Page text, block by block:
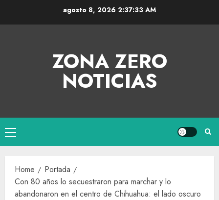
agosto 8, 2026 2:37:34 AM
ZONA ZERO
NOTICIAS
Home
Portada
Con 80 años lo secuestraron para marchar y lo
abandonaron en el centro de Chihuahua: el lado oscuro